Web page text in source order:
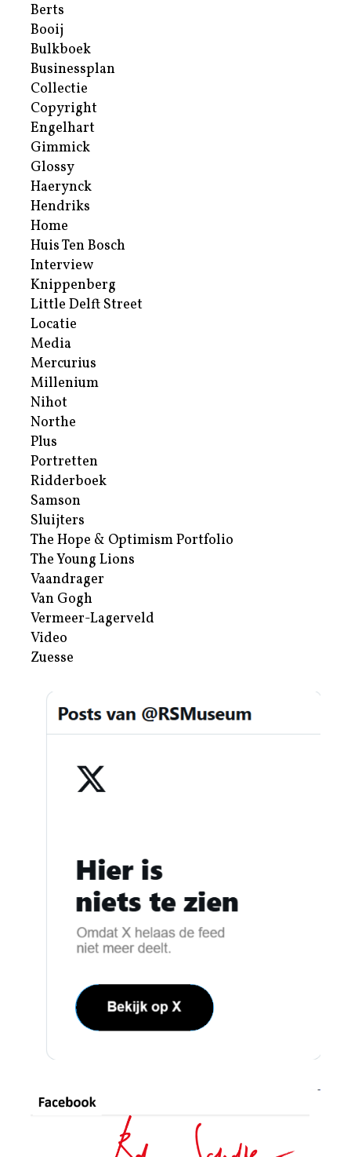
Berts
Booij
Bulkboek
Businessplan
Collectie
Copyright
Engelhart
Gimmick
Glossy
Haerynck
Hendriks
Home
Huis Ten Bosch
Interview
Knippenberg
Little Delft Street
Locatie
Media
Mercurius
Millenium
Nihot
Northe
Plus
Portretten
Ridderboek
Samson
Sluijters
The Hope & Optimism Portfolio
The Young Lions
Vaandrager
Van Gogh
Vermeer-Lagerveld
Video
Zuesse